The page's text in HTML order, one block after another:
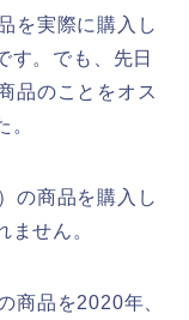
を実際に購入し
す。でも、先日
品のことをオス
の商品を購入し
ません。
商品を2020年、